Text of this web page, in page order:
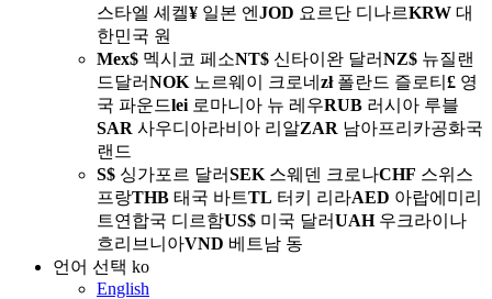
스타엘 셰켈¥ 일본 엔 JOD 요르단 디나르KRW 대
한민국 원
Mex$ 멕시코 페소NT$ 신타이완 달러NZ$ 뉴질랜
드달러NOK 노르웨이 크로네 zł폴란드 즐로티 £ 영
국 파운드lei 로마니아 뉴 레우RUB 러시아 루블
SAR 사우디아라비아 리알ZAR 남아프리카공화국
랜드
S$ 싱가포르 달러SEK 스웨덴 크로나CHF 스위스
프랑THB 태국 바트TL 터키 리라AED 아랍에미리
트연합국 디르함US$ 미국 달러UAH우크라이나
흐리브니아VND 베트남 동
언어 선택 ko
English